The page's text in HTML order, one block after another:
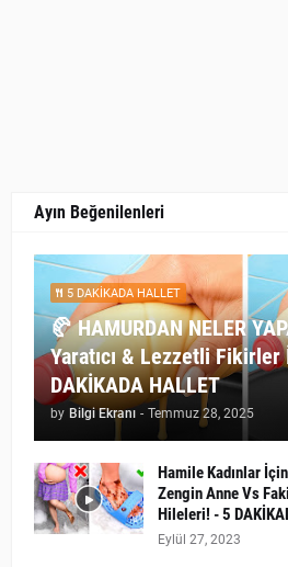
Ayın Beğenilenleri
5 DAKİKADA HALLET
🥐 HAMURDAN NELER
Yaratıcı & Lezzetli
DAKİKADA HALLET
by Bilgi Ekranı - Temmuz 28, 2025
Hamile Kadınlar
Zengin Anne Vs
Hileleri! - 5
Eylül 27, 2023